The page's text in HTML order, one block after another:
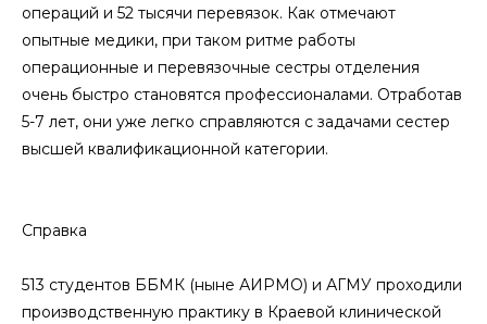
операций и 52 тысячи перевязок. Как отмечают
опытные медики, при таком ритме работы
операционные и перевязочные сестры отделения
очень быстро становятся профессионалами. Отработав
5-7 лет, они уже легко справляются с задачами сестер
высшей квалификационной категории.
Справка
513 студентов ББМК (ныне АИРМО) и АГМУ проходили
производственную практику в Краевой клинической